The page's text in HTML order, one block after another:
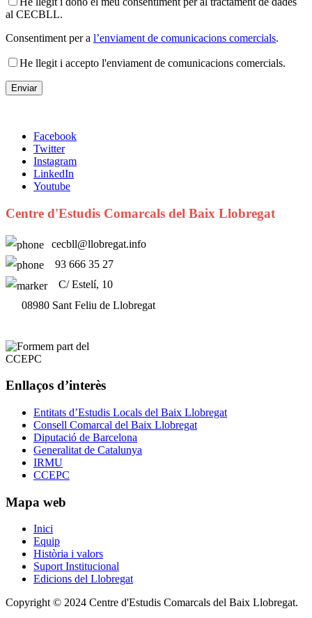
al CECBLL.
Consentiment per a l’enviament de comunicacions comercials.
He llegit i accepto l'enviament de comunicacions comercials.
Facebook
Twitter
Instagram
LinkedIn
Youtube
Centre d'Estudis Comarcals del Baix Llobregat
cecbll@llobregat.info
93 666 35 27
C/ Estelí, 10
08980 Sant Feliu de Llobregat
Enllaços d’interès
Entitats d’Estudis Locals del Baix Llobregat
Consell Comarcal del Baix Llobregat
Diputació de Barcelona
Generalitat de Catalunya
IRMU
CCEPC
Mapa web
Inici
Equip
Història i valors
Suport Institucional
Edicions del Llobregat
Copyright © 2024 Centre d'Estudis Comarcals del Baix Llobregat.